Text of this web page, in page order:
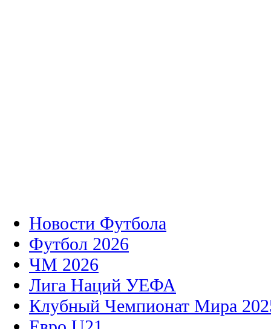
Новости Футбола
Футбол 2026
ЧМ 2026
Лига Наций УЕФА
Клубный Чемпионат Мира